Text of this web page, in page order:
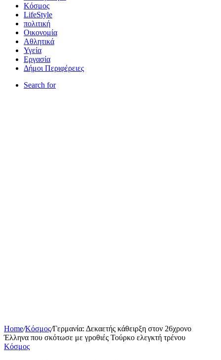
Κόσμος
LifeStyle
πολιτική
Οικονομία
Αθλητικά
Υγεία
Εργασία
Δήμοι Περιφέρειες
Search for
Home/Κόσμος/Γερμανία: Δεκαετής κάθειρξη στον 26χρονο
Έλληνα που σκότωσε με γροθιές Τούρκο ελεγκτή τρένου
Κόσμος